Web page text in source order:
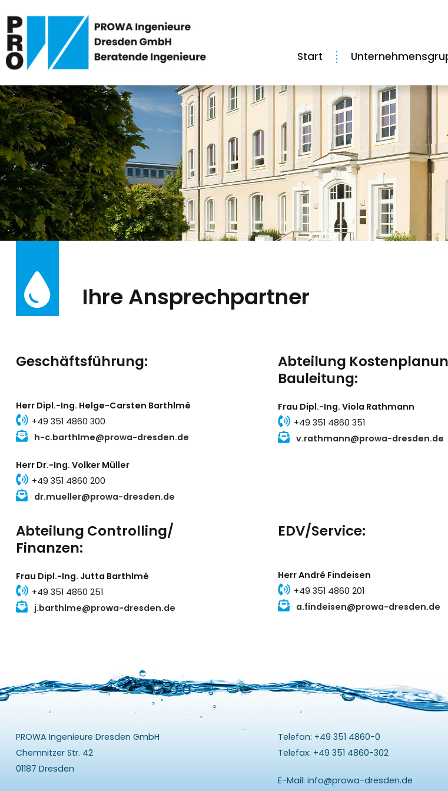
Start
Ihre Ansprechpartner
Geschäftsführung:
Herr Dipl.-Ing. Helge-Carsten Barthlmé
+49 351 4860 300
h-c.barthlme@prowa-dresden.de
Herr Dr.-Ing. Volker Müller
+49 351 4860 200
dr.mueller@prowa-dresden.de
Abteilung
Bauleitung:
Frau Dipl.-Ing. Viola Rathmann
+49 351 4860 351
v.rathmann@prowa-dresden.de
Abteilung Controlling/
Finanzen:
Frau Dipl.-Ing. Jutta Barthlmé
+49 351 4860 251
j.barthlme@prowa-dresden.de
EDV/Service:
Herr André Findeisen
+49 351 4860 201
a.findeisen@prowa-dresden.de
PROWA Ingenieure Dresden GmbH
Chemnitzer Str. 42
01187 Dresden
Telefon: +49 351 4860-0
Telefax: +49 351 4860-302
E-Mail:info@prowa-dresden.de